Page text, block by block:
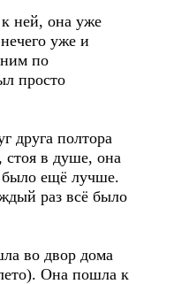
ней, она уже
уже и
ним по
просто
друга полтора
стоя в душе, она
было ещё лучше.
раз всё было
во двор дома
Она пошла к